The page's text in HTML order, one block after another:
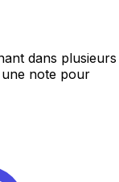
dans plusieurs
note pour